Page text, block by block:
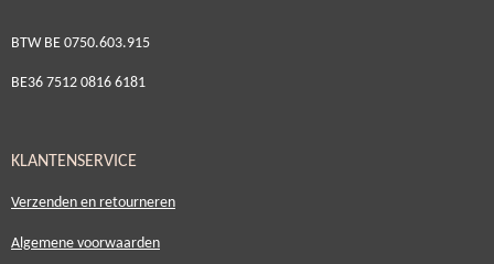
BTW BE 0750.603.915
BE36 7512 0816 6181
KLANTENSERVICE
Verzenden en retourneren
Algemene voorwaarden